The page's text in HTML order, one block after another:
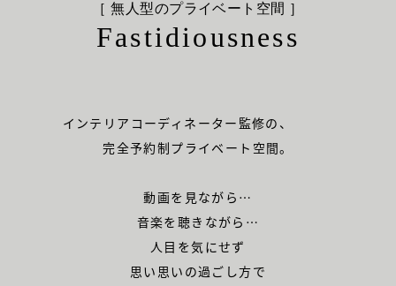
［ 無人型のプライベート空間 ］
Fastidiousness
インテリアコーディネーター監修の、
完全予約制プライベート空間。
動画を見ながら…
音楽を聴きながら…
人目を気にせず
思い思いの過ごし方で